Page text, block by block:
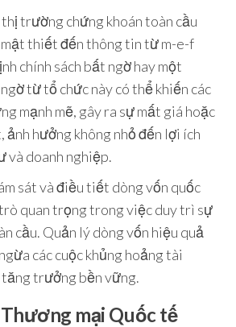
trường chứng khoán toàn cầu
thiết đến thông tin từ m-e-f
chính sách bất ngờ hay một
từ tổ chức này có thể khiến các
mạnh mẽ, gây ra sự mất giá hoặc
hưởng không nhỏ đến lợi ích
và doanh nghiệp.
sát và điều tiết dòng vốn quốc
quan trọng trong việc duy trì sự
cầu. Quản lý dòng vốn hiệu quả
các cuộc khủng hoảng tài
tăng trưởng bền vững.
mại Quốc tế